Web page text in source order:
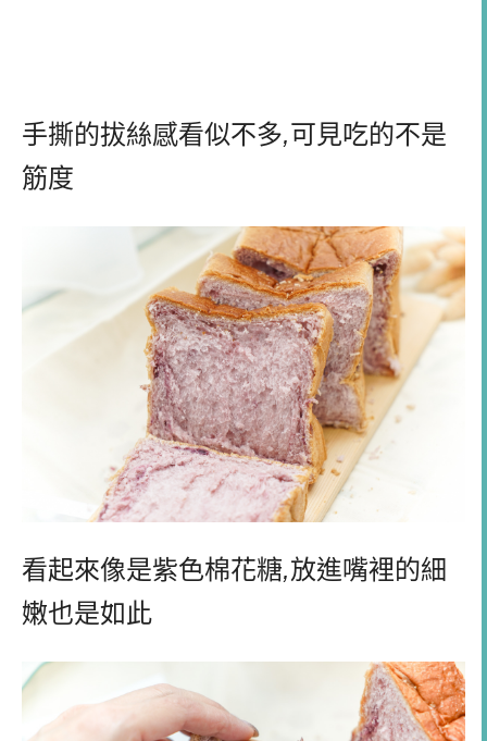
手撕的拔絲感看似不多,可見吃的不是
筋度
看起來像是紫色棉花糖,放進嘴裡的細
嫩也是如此